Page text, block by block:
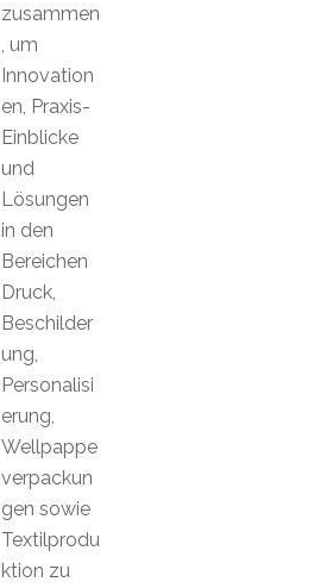
zusammen
, um
Innovation
en, Praxis-
Einblicke
und
Lösungen
in den
Bereichen
Druck,
Beschilder
ung,
Personalisi
erung,
Wellpappe
verpackun
gen sowie
Textilprodu
ktion zu